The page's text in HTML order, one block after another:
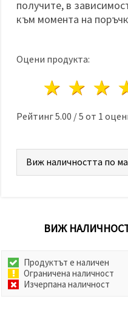
получите, в
към момента на
Оцени продукта:
2
1
Рейтинг5.00 /5 от 1
Виж наличността по
ВИЖ
Продуктът е наличен
Ограничена наличност
Изчерпана наличност